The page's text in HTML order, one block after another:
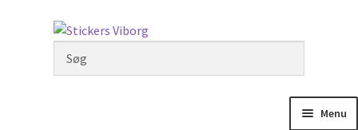
Spring
navigation
Spring
indhold
Menu